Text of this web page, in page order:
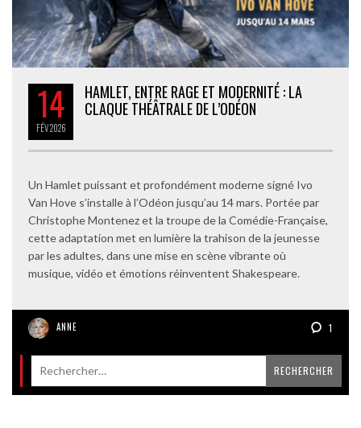
14
FÉV2026
HAMLET, ENTRE RAGE ET MODERNITÉ : LA
CLAQUE THÉÂTRALE DE L’ODÉON
Un Hamlet puissant et profondément moderne signé Ivo
Van Hove s’installe à l’Odéon jusqu’au 14 mars. Portée par
Christophe Montenez et la troupe de la Comédie-Française,
cette adaptation met en lumière la trahison de la jeunesse
par les adultes, dans une mise en scène vibrante où
musique, vidéo et émotions réinventent Shakespeare.
ANNE 1